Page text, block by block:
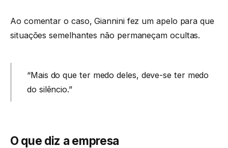
Ao comentar o caso, Giannini fez um apelo para que
situações semelhantes não permaneçam ocultas.
“Mais do que ter medo deles, deve-se ter medo
do silêncio.”
O que diz a empresa